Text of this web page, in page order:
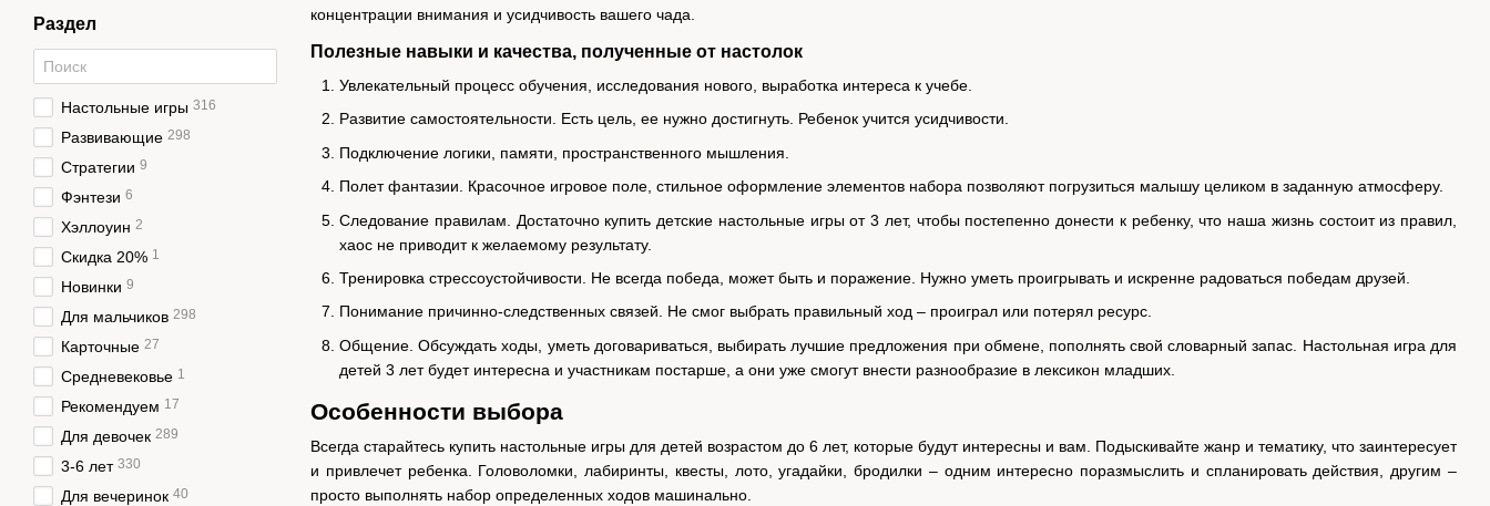
концентрации внимания и усидчивость вашего чада.
Полезные навыки и качества, полученные от настолок
Увлекательный процесс обучения, исследования нового, выработка интереса к учебе.
Развитие самостоятельности. Есть цель, ее нужно достигнуть. Ребенок учится усидчивости.
Подключение логики, памяти, пространственного мышления.
Полет фантазии. Красочное игровое поле, стильное оформление элементов набора позволяют погрузиться малышу целиком в заданную атмосферу.
Следование правилам. Достаточно купить детские настольные игры от 3 лет, чтобы постепенно донести к ребенку, что наша жизнь состоит из правил,
хаос не приводит к желаемому результату.
Тренировка стрессоустойчивости. Не всегда победа, может быть и поражение. Нужно уметь проигрывать и искренне радоваться победам друзей.
Понимание причинно-следственных связей. Не смог выбрать правильный ход – проиграл или потерял ресурс.
Общение. Обсуждать ходы, уметь договариваться, выбирать лучшие предложения при обмене, пополнять свой словарный запас. Настольная игра для
детей 3 лет будет интересна и участникам постарше, а они уже смогут внести разнообразие в лексикон младших.
Особенности выбора
Всегда старайтесь купить настольные игры для детей возрастом до 6 лет, которые будут интересны и вам. Подыскивайте жанр и тематику, что заинтересует
и привлечет ребенка. Головоломки, лабиринты, квесты, лото, угадайки, бродилки – одним интересно поразмыслить и спланировать действия, другим –
просто выполнять набор определенных ходов машинально.
Раздел
Настольные игры 316
Развивающие 298
Стратегии 9
Фэнтези 6
Хэллоуин 2
Скидка 20% 1
Новинки 9
Для мальчиков 298
Карточные 27
Средневековье 1
Рекомендуем 17
Для девочек 289
3-6 лет 330
Для вечеринок 40